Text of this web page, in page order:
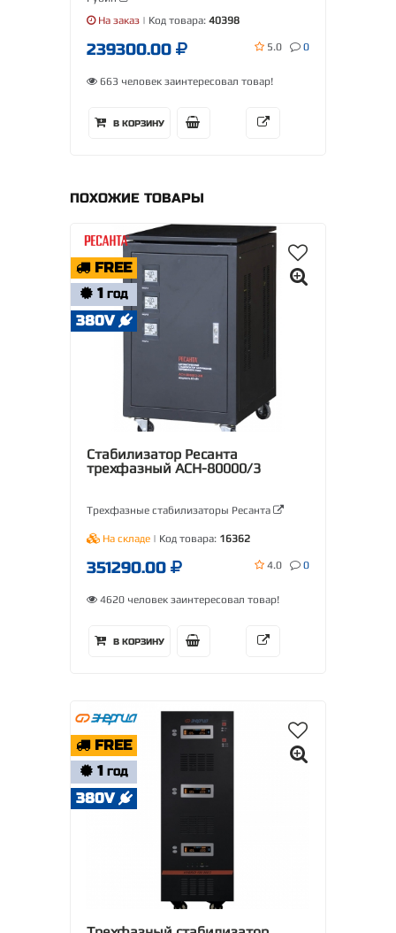
На заказ | Код товара: 40398
239300.00 5.0 0
663 человек заинтересовал товар!
В КОРЗИНУ
ПОХОЖИЕ ТОВАРЫ
FREE
1 ГОД
380V
Стабилизатор Ресанта
трехфазный АСН-80000/3
Трехфазные стабилизаторы Ресанта
На складе | Код товара: 16362
351290.00 4.0 0
4620 человек заинтересовал товар!
В КОРЗИНУ
FREE
1 ГОД
380V